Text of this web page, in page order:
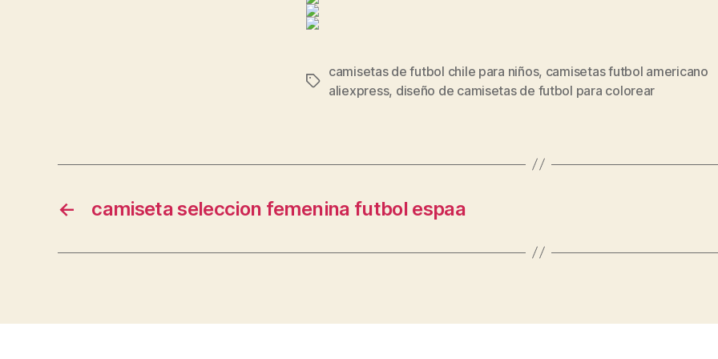
Etiquetas
camisetas de futbol chile para niños, camisetas futbol americano
aliexpress, diseño de camisetas de futbol para colorear
← camiseta seleccion femenina futbol espaa